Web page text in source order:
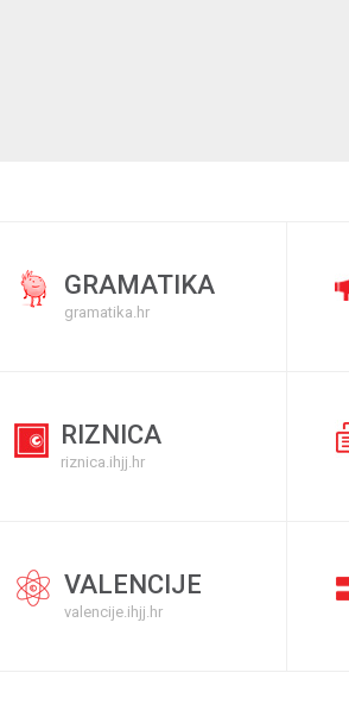
GRAMATIKA
gramatika.hr
RIZNICA
riznica.ihjj.hr
VALENCIJE
valencije.ihjj.hr